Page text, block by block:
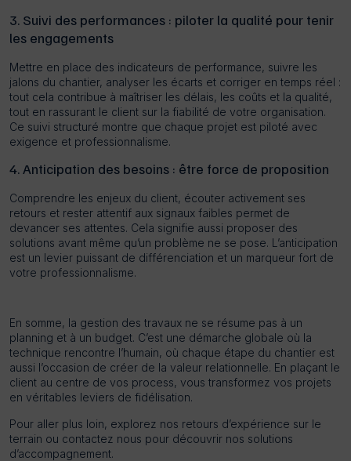
3. Suivi des performances : piloter la qualité pour tenir
les engagements
Mettre en place des indicateurs de performance, suivre les
jalons du chantier, analyser les écarts et corriger en temps réel :
tout cela contribue à maîtriser les délais, les coûts et la qualité,
tout en rassurant le client sur la fiabilité de votre organisation.
Ce suivi structuré montre que chaque projet est piloté avec
exigence et professionnalisme.
4. Anticipation des besoins : être force de proposition
Comprendre les enjeux du client, écouter activement ses
retours et rester attentif aux signaux faibles permet de
devancer ses attentes. Cela signifie aussi proposer des
solutions avant même qu’un problème ne se pose. L’anticipation
est un levier puissant de différenciation et un marqueur fort de
votre professionnalisme.
En somme, la gestion des travaux ne se résume pas à un
planning et à un budget. C’est une démarche globale où la
technique rencontre l’humain, où chaque étape du chantier est
aussi l’occasion de créer de la valeur relationnelle. En plaçant le
client au centre de vos process, vous transformez vos projets
en véritables leviers de fidélisation.
Pour aller plus loin, explorez nos retours d’expérience sur le
terrain ou contactez nous pour découvrir nos solutions
d’accompagnement.